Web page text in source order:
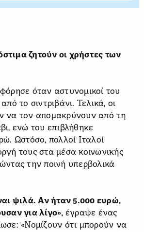
ζητούν οι χρήστες των
όταν αστυνομικοί του
το σιντριβάνι. Τελικά, οι
να τον απομακρύνουν από τη
ενώ του επιβλήθηκε
Ωστόσο, πολλοί Ιταλοί
τους στα μέσα κοινωνικής
την ποινή υπερβολικά
ψιλά. Αν ήταν 5.000 ευρώ,
για λίγο», έγραψε ένας
«Νομίζουν ότι μπορούν να